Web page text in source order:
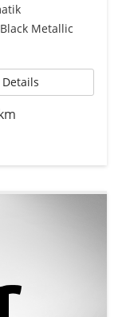
Metallic
Details